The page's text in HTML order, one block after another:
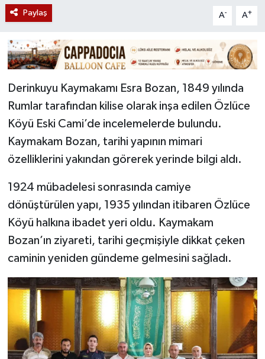
Paylaş A- A+
Derinkuyu Kaymakamı Esra Bozan, 1849 yılında
Rumlar tarafından kilise olarak inşa edilen Özlüce
Köyü Eski Cami’de incelemelerde bulundu.
Kaymakam Bozan, tarihi yapının mimari
özelliklerini yakından görerek yerinde bilgi aldı.
1924 mübadelesi sonrasında camiye
dönüştürülen yapı, 1935 yılından itibaren Özlüce
Köyü halkına ibadet yeri oldu. Kaymakam
Bozan’ın ziyareti, tarihi geçmişiyle dikkat çeken
caminin yeniden gündeme gelmesini sağladı.